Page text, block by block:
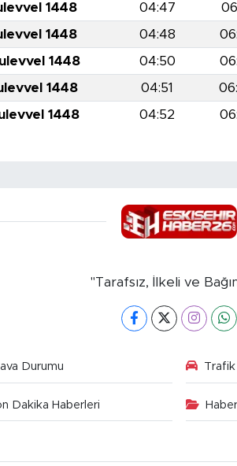
1448 04:47
1448 04:48
1448 04:50
1448 04:51
1448 04:52
"Tarafsız, İlkeli ve
Durumu Trafik
Dakika Haberleri